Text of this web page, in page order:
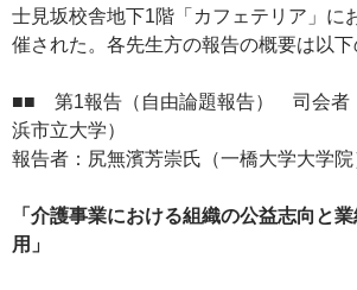
士見坂校舎地下1階「カフェテリア」に
催された。各先生方の報告の概要は以下
■■ 第1報告（自由論題報告） 司会者
浜市立大学）
報告者：尻無濱芳崇氏（一橋大学大学院
「介護事業における組織の公益志向と
用」